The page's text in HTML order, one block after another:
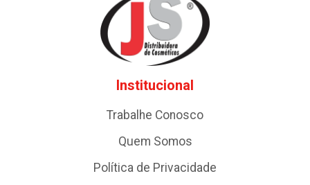
Institucional
Trabalhe Conosco
Quem Somos
Política de Privacidade